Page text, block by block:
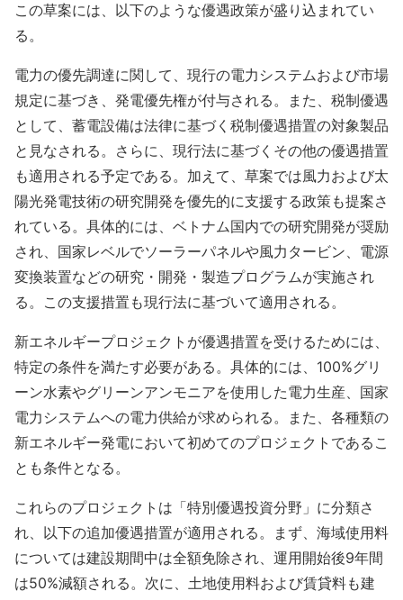
この草案には、以下のような優遇政策が盛り込まれてい
る。
電力の優先調達に関して、現行の電力システムおよび市場
規定に基づき、発電優先権が付与される。また、税制優遇
として、蓄電設備は法律に基づく税制優遇措置の対象製品
と見なされる。さらに、現行法に基づくその他の優遇措置
も適用される予定である。加えて、草案では風力および太
陽光発電技術の研究開発を優先的に支援する政策も提案さ
れている。具体的には、ベトナム国内での研究開発が奨励
され、国家レベルでソーラーパネルや風力タービン、電源
変換装置などの研究・開発・製造プログラムが実施され
る。この支援措置も現行法に基づいて適用される。
新エネルギープロジェクトが優遇措置を受けるためには、
特定の条件を満たす必要がある。具体的には、100%グリ
ーン水素やグリーンアンモニアを使用した電力生産、国家
電力システムへの電力供給が求められる。また、各種類の
新エネルギー発電において初めてのプロジェクトであるこ
とも条件となる。
これらのプロジェクトは「特別優遇投資分野」に分類さ
れ、以下の追加優遇措置が適用される。まず、海域使用料
については建設期間中は全額免除され、運用開始後9年間
は50%減額される。次に、土地使用料および賃貸料も建